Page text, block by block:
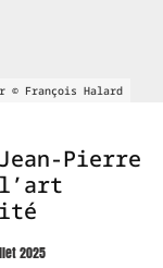
© François Halard
Pierre
2025